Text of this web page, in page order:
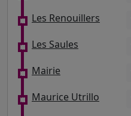
Les Renouillers
Les Saules
Mairie
Maurice Utrillo